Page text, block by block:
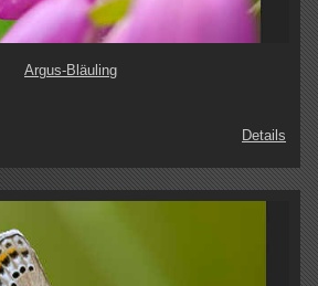
Argus-Bläuling
Details